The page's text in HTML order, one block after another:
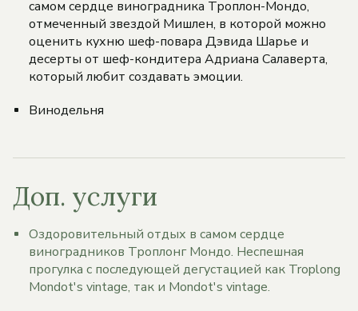
самом сердце виноградника Троплон-Мондо,
отмеченный звездой Мишлен, в которой можно
оценить кухню шеф-повара Дэвида Шарье и
десерты от шеф-кондитера Адриана Салаверта,
который любит создавать эмоции.
Винодельня
Доп. услуги
Оздоровительный отдых в самом сердце
виноградников Троплонг Мондо. Неспешная
прогулка с последующей дегустацией как Troplong
Mondot's vintage, так и Mondot's vintage.